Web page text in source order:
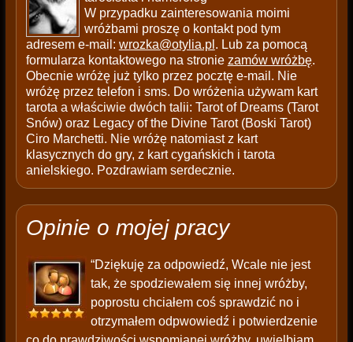
W przypadku zainteresowania moimi
wróżbami proszę o kontakt pod tym
adresem e-mail: wrozka@otylia.pl . Lub za pomocą
formularza kontaktowego na stronie zamów wróżbę.
Obecnie wróżę już tylko przez pocztę e-mail. Nie
wróżę przez telefon i sms. Do wróżenia używam kart
tarota a właściwie dwóch talii: Tarot of Dreams (Tarot
Snów) oraz Legacy of the Divine Tarot (Boski Tarot)
Ciro Marchetti. Nie wróżę natomiast z kart
klasycznych do gry, z kart cygańskich i tarota
anielskiego. Pozdrawiam serdecznie.
Opinie o mojej pracy
“Dziękuję za odpowiedź, Wcale nie jest
tak, że spodziewałem się innej wróżby,
poprostu chciałem coś sprawdzić no i
otrzymałem odpwowiedź i potwierdzenie